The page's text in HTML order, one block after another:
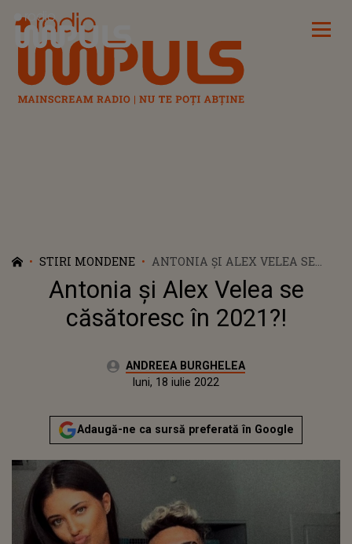
Radio Impuls
STIRI MONDENE
ANTONIA ȘI ALEX VELEA SE
CĂSĂTORESC ÎN 2021?!
Antonia și Alex Velea se
căsătoresc în 2021?!
Autor:ANDREEA BURGHELEA
Actualizat:
luni, 18 iulie 2022
Adaugă-ne ca sursă preferată în Google